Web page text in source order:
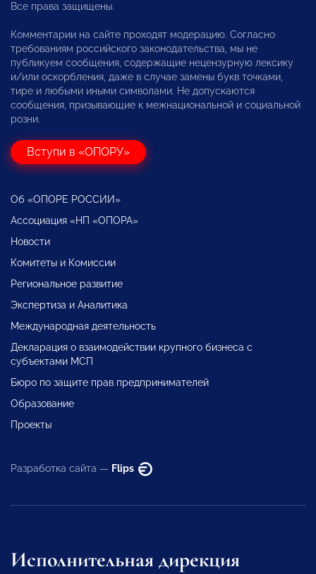
Все права защищены.
Комментарии на сайте проходят модерацию. Согласно
требованиям российского законодательства, мы не
публикуем сообщения, содержащие нецензурную лексику
и/или оскорбления, даже в случае замены букв точками,
тире и любыми иными символами. Не допускаются
сообщения, призывающие к межнациональной и социальной
розни.
Вступи в «ОПОРУ»
Об «ОПОРЕ РОССИИ»
Ассоциация «НП «ОПОРА»
Новости
Комитеты и Комиссии
Региональное развитие
Экспертиза и Аналитика
Международная деятельность
Декларация о взаимодействии крупного бизнеса с
субъектами МСП
Бюро по защите прав предпринимателей
Образование
Проекты
Разработка сайта — Flips
Исполнительная дирекция